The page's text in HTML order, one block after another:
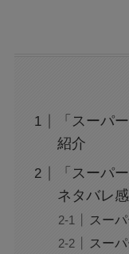
「スーパ
紹介
「スーパ
ネタバレ
スー
スー